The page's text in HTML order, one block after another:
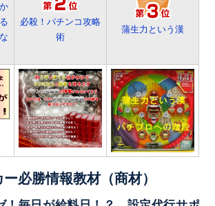
必殺！パチンコ攻略
術
蒲生力という漢
必勝情報教材（商材）